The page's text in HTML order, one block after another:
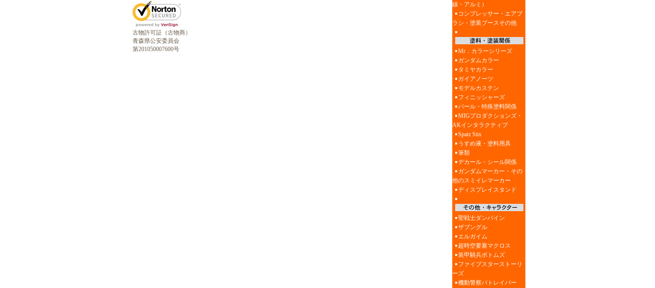
古物許可証（古物商）
青森県公安委員会
第201050007600号
線・アルミ）
コンプレッサー・エアブ
ラシ・塗装ブースその他
Mr．カラーシリーズ
ガンダムカラー
タミヤカラー
ガイアノーツ
モデルカステン
フィニッシャーズ
パール・特殊塗料関係
MIGプロダクションズ・
AKインタラクティブ
Spatz Stix
うすめ液・塗料用具
筆類
デカール・シール関係
ガンダムマーカー・その
他のスミイレマーカー
ディスプレイスタンド
聖戦士ダンバイン
ザブングル
エルガイム
超時空要塞マクロス
装甲騎兵ボトムズ
ファイブスターストーリ
ーズ
機動警察パトレイバー